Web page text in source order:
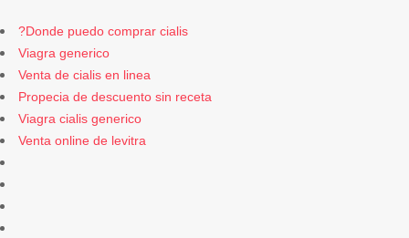
?Donde puedo comprar cialis
Viagra generico
Venta de cialis en linea
Propecia de descuento sin receta
Viagra cialis generico
Venta online de levitra